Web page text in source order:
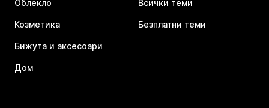
Облекло
Козметика
Бижута и аксесоари
Дом
Всички теми
Безплатни теми